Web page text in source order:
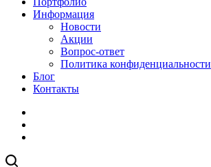
Информация
Новости
Акции
Вопрос-ответ
Политика конфиденциальности
Блог
Контакты